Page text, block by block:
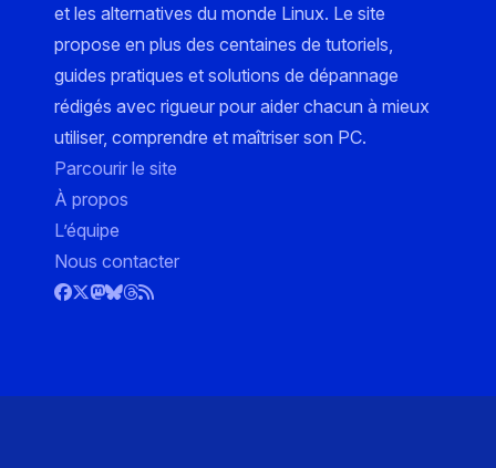
et les alternatives du monde Linux. Le site
propose en plus des centaines de tutoriels,
guides pratiques et solutions de dépannage
rédigés avec rigueur pour aider chacun à mieux
utiliser, comprendre et maîtriser son PC.
Parcourir le site
À propos
L’équipe
Nous contacter